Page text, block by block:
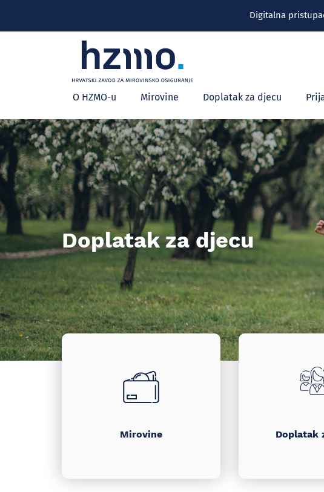
Digitalna
Hrvatski
zavod
za
mirovinsko
osiguranje
Glavni
izbornik
O HZMO-u Mirovine Doplatak za djecu
Doplatak za djecu
izbornik
Mirovine Doplatak